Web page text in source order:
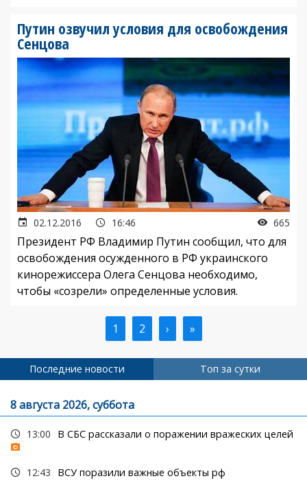
Путин озвучил условия для освобождения
Сенцова
02.12.2016 16:46 665
Президент РФ Владимир Путин сообщил, что для
освобождения осужденного в РФ украинского
кинорежиссера Олега Сенцова необходимо,
чтобы «созрели» определенные условия.
Текущая
страница
1 Страница
2 Следующая
страница
› Последняя
страница
»
Последние новости Топ за сутки
8 августа 2026, суббота
13:00 В СБС рассказали о поражении вражеских целей
12:43 ВСУ поразили важные объекты рф